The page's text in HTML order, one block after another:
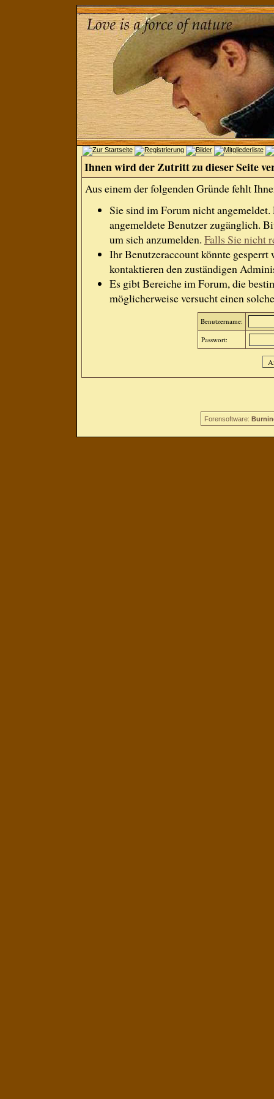
Ihnen wird der Zutritt zu dieser Seite
Aus einem der folgenden Gründe fehlt
Sie sind im Forum nicht
angemeldete Benutzer zugänglich.
um sich anzumelden. Falls Sie nicht
Ihr Benutzeraccount könnte gesperrt
kontaktieren den zuständigen
Es gibt Bereiche im Forum, die
möglicherweise versucht einen
Benutzername:
Passwort:
Forensoftware: